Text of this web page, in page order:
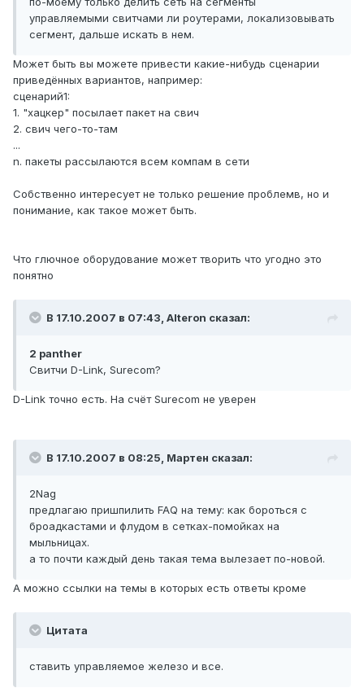
управляемыми свитчами ли роутерами, локализовывать
сегмент, дальше искать в нем.
Может быть вы можете привести какие-нибудь сценарии
приведённых вариантов, например:
сценарий1:
1. "хацкер" посылает пакет на свич
2. свич чего-то-там
...
n. пакеты рассылаются всем компам в сети
Собственно интересует не только решение проблемв, но и
понимание, как такое может быть.
Что глючное оборудование может творить что угодно это
понятно
В 17.10.2007 в 07:43, Alteron сказал:
2 panther
Свитчи D-Link, Surecom?
D-Link точно есть. На счёт Surecom не уверен
В 17.10.2007 в 08:25, Мартен сказал:
2Nag
предлагаю пришпилить FAQ на тему: как бороться с
броадкастами и флудом в сетках-помойках на
мыльницах.
а то почти каждый день такая тема вылезает по-новой.
А можно ссылки на темы в которых есть ответы кроме
Цитата
ставить управляемое железо и все.